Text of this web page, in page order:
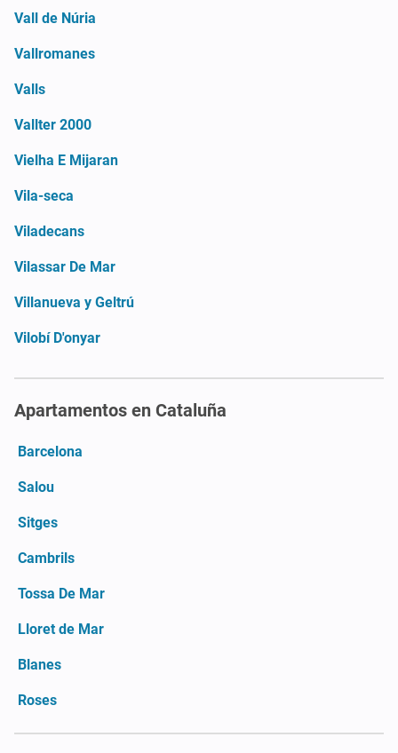
Vall de Núria
Vallromanes
Valls
Vallter 2000
Vielha E Mijaran
Vila-seca
Viladecans
Vilassar De Mar
Villanueva y Geltrú
Vilobí D'onyar
Apartamentos en Cataluña
Barcelona
Salou
Sitges
Cambrils
Tossa De Mar
Lloret de Mar
Blanes
Roses